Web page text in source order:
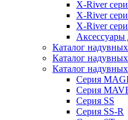
X-River
X-River
X-River
Каталог
Каталог
Каталог
Серия
Серия
Серия SS
Серия SS-R